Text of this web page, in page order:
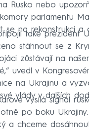
Rusko nebo
parlamentu
se na rekonstrukci a
také prezident
stáhnout se z
zůstávají na
uvedl v
na Ukrajinu a
vlády v dalších
vysílá signál
po boku
a chceme